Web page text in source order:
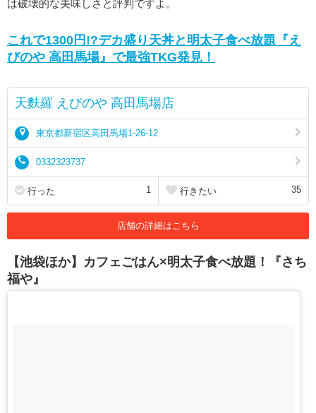
は破壊的な美味しさと評判ですよ。
これで1300円!?デカ盛り天丼と明太子食べ放題『え
びのや 高田馬場』で最強TKG発見！
天麩羅 えびのや 高田馬場店
東京都新宿区高田馬場1-26-12
0332323737
行った 1 行きたい 35
店舗の詳細はこちら
【池袋ほか】カフェごはん×明太子食べ放題！『さち
福や』